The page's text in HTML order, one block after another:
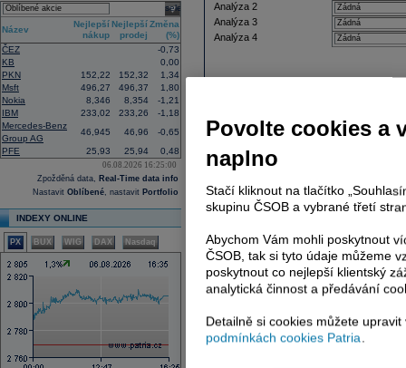
select
Název
Nejlepší
nákup
Nejlepší
prodej
Změna
(%)
ČEZ
-0,73
KB
0,00
PKN
152,22 152,32
1,34
Msft
496,27 496,37
1,80
Nokia
8,346 8,354
-1,21
IBM
233,02 233,26
-1,18
Mercedes-Benz
Group AG
46,945 46,96
-0,65
PFE
25,93 25,94 0,48
06.08.2026 16:25:00
Zpožděná data, Real-Time data info
Nastavit Oblíbené, nastavit Portfolio
INDEXY ONLINE
PX BUX WIG DAX Nasdaq
Analýza 2
Analýza 3
Analýza 4
Povolte cookies a
naplno
Stačí kliknout na tlačítko
skupinu ČSOB a vybrané třetí
Abychom Vám mohli poskytnout
ČSOB, tak si tyto údaje můžeme
poskytnout co nejlepší klientský
analytická činnost a předávání
Detailně si cookies můžete
podmínkách cookies Patria.